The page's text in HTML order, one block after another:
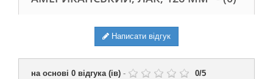
Написати відгук
на основі 0 відгука (ів) - 0/5